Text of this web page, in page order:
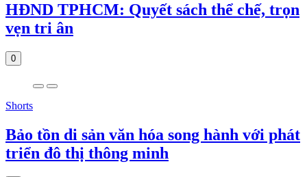
HĐND TPHCM: Quyết sách thể chế, trọn
vẹn tri ân
0
Shorts
Bảo tồn di sản văn hóa song hành với phát
triển đô thị thông minh